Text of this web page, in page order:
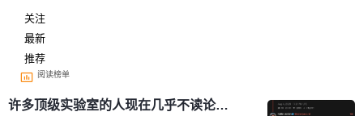
关注
最新
推荐
阅读榜单
许多顶级实验室的人现在几乎不读论文